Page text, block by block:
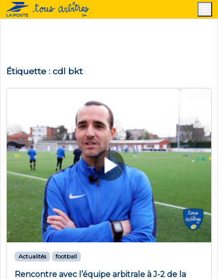
Étiquette : cdl bkt
Actualités football
Rencontre avec l’équipe arbitrale à J-2 de la